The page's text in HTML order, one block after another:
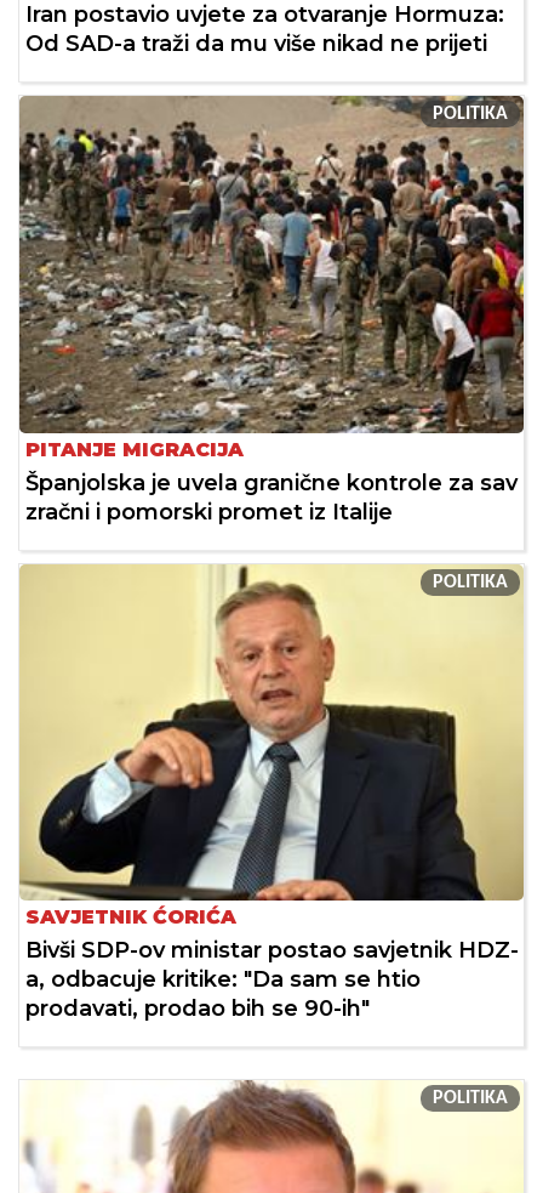
Iran postavio uvjete za otvaranje Hormuza:
Od SAD-a traži da mu više nikad ne prijeti
POLITIKA
PITANJE MIGRACIJA
Španjolska je uvela granične kontrole za sav
zračni i pomorski promet iz Italije
POLITIKA
SAVJETNIK ĆORIĆA
Bivši SDP-ov ministar postao savjetnik HDZ-
a, odbacuje kritike: "Da sam se htio
prodavati, prodao bih se 90-ih"
POLITIKA